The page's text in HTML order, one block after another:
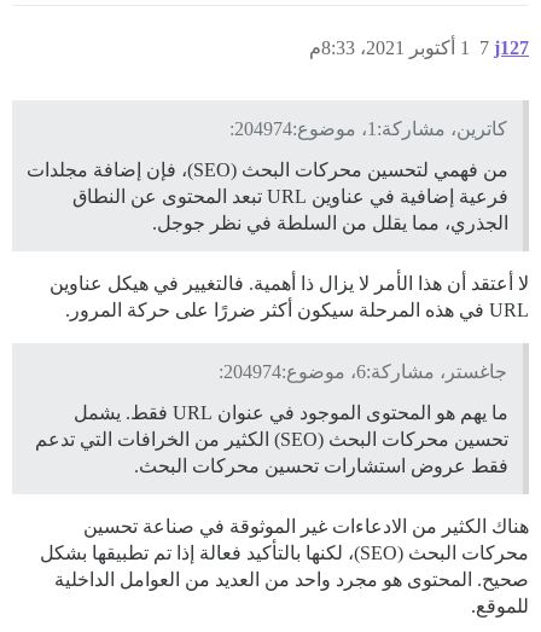
j127 1 أكتوبر 2021، 8:33م 7
كاترين، مشاركة:1، موضوع:204974:
من فهمي لتحسين محركات البحث (SEO)، فإن إضافة مجلدات
فرعية إضافية في عناوين URL تبعد المحتوى عن النطاق
الجذري، مما يقلل من السلطة في نظر جوجل.
لا أعتقد أن هذا الأمر لا يزال ذا أهمية. فالتغيير في هيكل عناوين
URL في هذه المرحلة سيكون أكثر ضررًا على حركة المرور.
جاغستر، مشاركة:6، موضوع:204974:
ما يهم هو المحتوى الموجود في عنوان URL فقط. يشمل
تحسين محركات البحث (SEO) الكثير من الخرافات التي تدعم
فقط عروض استشارات تحسين محركات البحث.
هناك الكثير من الادعاءات غير الموثوقة في صناعة تحسين
محركات البحث (SEO)، لكنها بالتأكيد فعالة إذا تم تطبيقها بشكل
صحيح. المحتوى هو مجرد واحد من العديد من العوامل الداخلية
للموقع.